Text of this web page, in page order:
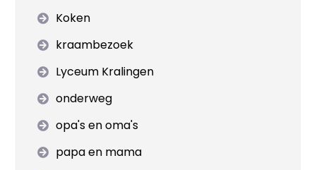
Koken
kraambezoek
Lyceum Kralingen
onderweg
opa's en oma's
papa en mama